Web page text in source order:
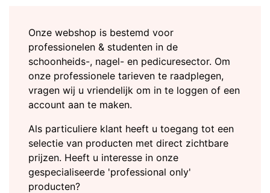
Onze webshop is bestemd voor
professionelen & studenten in de
schoonheids-, nagel- en pedicuresector. Om
onze professionele tarieven te raadplegen,
vragen wij u vriendelijk om in te loggen of een
account aan te maken.
Als particuliere klant heeft u toegang tot een
selectie van producten met direct zichtbare
prijzen. Heeft u interesse in onze
gespecialiseerde 'professional only'
producten?